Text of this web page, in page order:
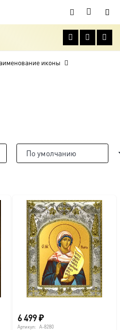
иконы
6 499₽
Артикул: A-8280